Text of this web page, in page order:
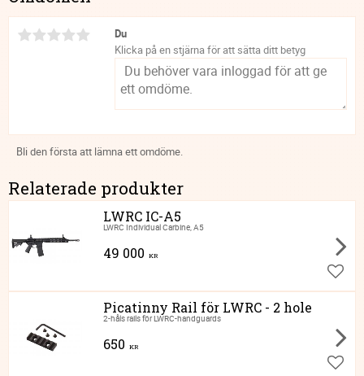
Du
Klicka på en stjärna för att sätta ditt betyg
Bli den första att lämna ett omdöme.
Relaterade produkter
LWRC IC-A5
LWRC Individual Carbine, A5
49 000 KR
Lägg
Picatinny Rail för LWRC - 2 hole
2-håls rails för LWRC-handguards
650 KR
Lägg